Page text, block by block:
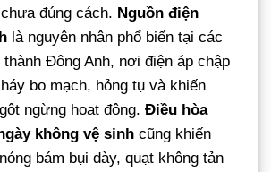
đúng cách. Nguồn điện
là nguyên nhân phổ biến tại các
Đông Anh, nơi điện áp chập
bo mạch, hỏng tụ và khiến
ngừng hoạt động. Điều hòa
không vệ sinh cũng khiến
bám bụi dày, quạt không tản